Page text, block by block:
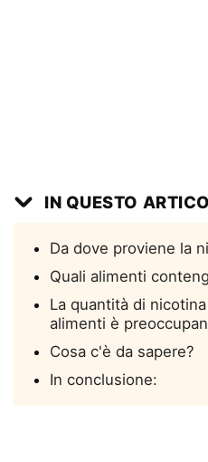
IN QUESTO
Da dove proviene la
Quali alimenti
La quantità di
alimenti è
Cosa c'è da sapere?
In conclusione: